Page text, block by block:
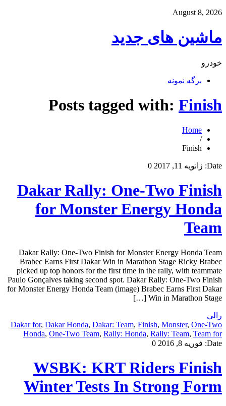
August 8, 2026
ماشین های جدید
خودرو
برگه نمونه
Posts tagged with: Finish
Home
/
Finish
Date: ژانویه 11, 2017 0
Dakar Rally: One-Two Finish
for Monster Energy Honda
Team
Dakar Rally: One-Two Finish for Monster Energy Honda Team
Brabec Earns First Dakar Win in Marathon Stage Ricky Brabec
picked up top honors for the first time in the rally, with teammate
Paulo Gonçalves taking second spot. Dakar Rally: One-Two Finish
for Monster Energy Honda Team (image) Brabec Earns First Dakar
Win in Marathon Stage […]
رالی
Dakar for, Dakar Honda, Dakar: Team, Finish, Monster, One-Two
Honda, One-Two Team, Rally: Honda, Rally: Team, Team for
Date: فوریه 8, 2016 0
WSBK: KRT Riders Finish
Winter Tests In Strong Form